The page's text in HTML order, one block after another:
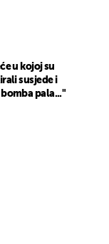
u kojoj su
susjede i
pala..."